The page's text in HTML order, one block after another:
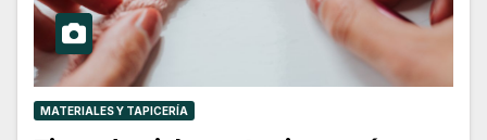
MATERIALES Y TAPICERÍA